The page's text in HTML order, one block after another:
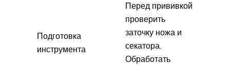
Подготовка
инструмента
Перед прививкой
проверить
заточку ножа и
секатора.
Обработать